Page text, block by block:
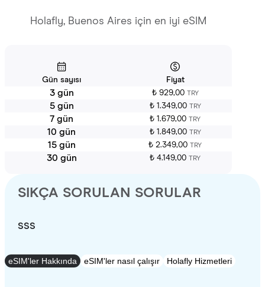
Holafly, Buenos Aires için en iyi eSIM
Gün sayısı Fiyat
3 gün ₺ 929,00 TRY
5 gün ₺ 1.349,00 TRY
7 gün ₺ 1.679,00 TRY
10 gün ₺ 1.849,00 TRY
15 gün ₺ 2.349,00 TRY
30 gün ₺ 4.149,00 TRY
SIKÇA SORULAN SORULAR
SSS
eSIM'ler Hakkında eSIM'ler nasıl çalışır Holafly Hizmetleri